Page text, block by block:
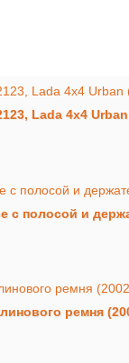
Lada 4x4
с полосой и
ремня